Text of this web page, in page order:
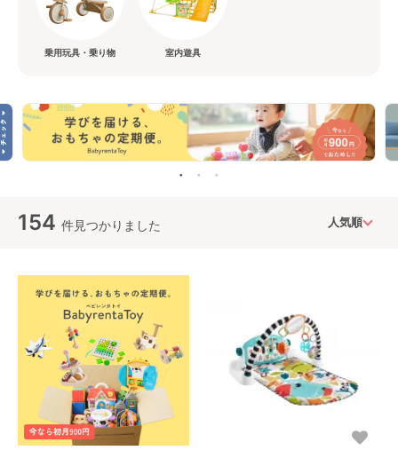
乗用玩具・乗り物 室内遊具
154 件見つかりました